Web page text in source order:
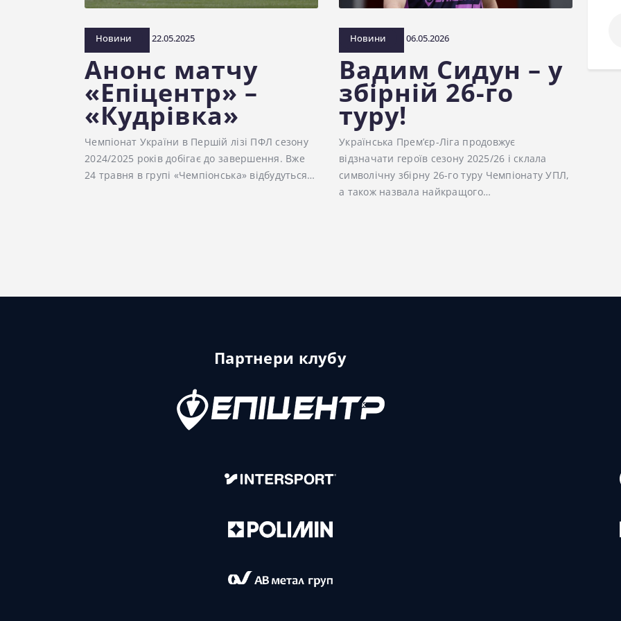
Новини 22.05.2025
Анонс матчу
«Епіцентр» –
«Кудрівка»
Чемпіонат України в Першій лізі ПФЛ сезону
2024/2025 років добігає до завершення. Вже
24 травня в групі «Чемпіонська» відбудуться…
Новини 06.05.2026
Вадим Сидун – у
збірній 26-го
туру!
Українська Прем’єр-Ліга продовжує
відзначати героїв сезону 2025/26 і склала
символічну збірну 26-го туру Чемпіонату УПЛ,
а також назвала найкращого…